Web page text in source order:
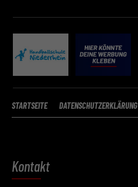
STARTSEITE DATENSCHUTZERKLÄRUNG
Kontakt